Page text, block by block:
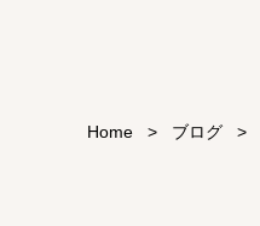
Home > ブログ >